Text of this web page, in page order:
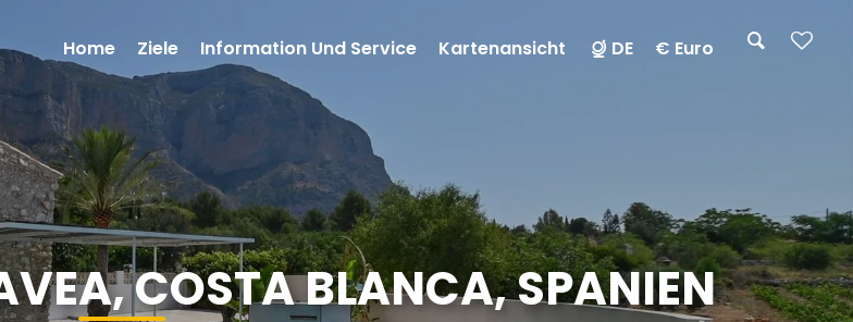
COSTA BLANCA, SPANIEN
Home Ziele Information Und Service Kartenansicht DE € Euro